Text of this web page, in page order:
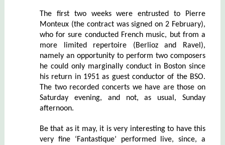
The first two weeks were entrusted to Pierre
Monteux (the contract was signed on 2 February),
who for sure conducted French music, but from a
more limited repertoire (Berlioz and Ravel),
namely an opportunity to perform two composers
he could only marginally conduct in Boston since
his return in 1951 as guest conductor of the BSO.
The two recorded concerts we have are those on
Saturday evening, and not, as usual, Sunday
afternoon.
Be that as it may, it is very interesting to have this
very fine ‘Fantastique’ performed live, since, a